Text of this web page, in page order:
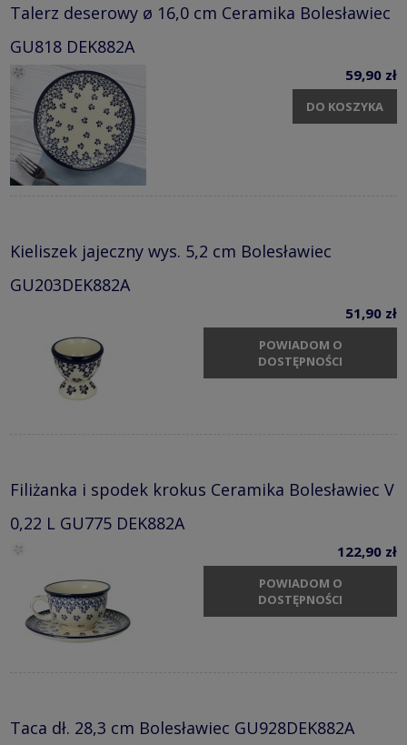
Talerz deserowy ø 16,0 cm Ceramika Bolesławiec
GU818 DEK882A
59,90 zł
DO KOSZYKA
Kieliszek jajeczny wys. 5,2 cm Bolesławiec
GU203DEK882A
51,90 zł
POWIADOM O
DOSTĘPNOŚCI
Filiżanka i spodek krokus Ceramika Bolesławiec V
0,22 L GU775 DEK882A
122,90 zł
POWIADOM O
DOSTĘPNOŚCI
Taca dł. 28,3 cm Bolesławiec GU928DEK882A